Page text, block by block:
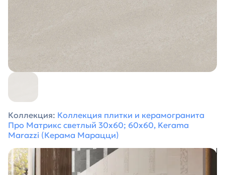
Коллекция: Коллекция плитки и керамогранита
Про Матрикс светлый 30х60; 60х60, Kerama
Marazzi (Керама Марацци)